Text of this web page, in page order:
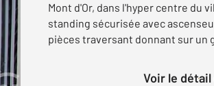
Mont d'Or, dans l'hyper centre du
standing sécurisée avec
pièces traversant donnant sur un
Voir le